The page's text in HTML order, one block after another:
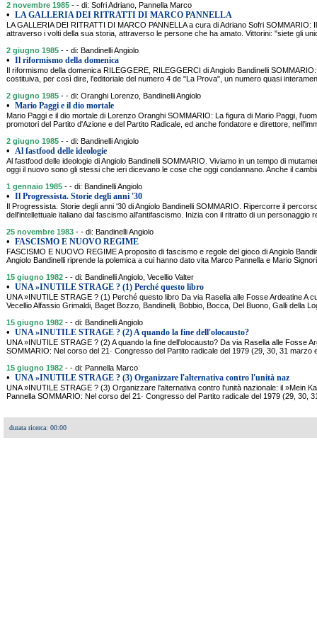
2 novembre 1985 - - di: Sofri Adriano, Pannella Marco
• LA GALLERIA DEI RITRATTI DI MARCO PANNELLA
LA GALLERIA DEI RITRATTI DI MARCO PANNELLA a cura di Adriano Sofri SOMMARIO:
attraverso i volti della sua storia, attraverso le persone che ha amato. Vittorini: "siete gli
2 giugno 1985 - - di: Bandinelli Angiolo
• Il riformismo della domenica
Il riformismo della domenica RILEGGERE, RILEGGERCI di Angiolo Bandinelli
costituiva, per così dire, l'editoriale del numero 4 de "La Prova", un numero quasi
2 giugno 1985 - - di: Oranghi Lorenzo, Bandinelli Angiolo
• Mario Paggi e il dio mortale
Mario Paggi e il dio mortale di Lorenzo Oranghi SOMMARIO: La figura di Mario Paggi,
promotori del Partito d'Azione e del Partito Radicale, ed anche fondatore e direttore,
2 giugno 1985 - - di: Bandinelli Angiolo
• Al fastfood delle ideologie
Al fastfood delle ideologie di Angiolo Bandinelli SOMMARIO. Viviamo in un tempo di
oggi il nuovo sono gli stessi che ieri dicevano le cose che oggi condannano. Anche il
1 gennaio 1985 - - di: Bandinelli Angiolo
• Il Progressista. Storie degli anni '30
Il Progressista. Storie degli anni '30 di Angiolo Bandinelli SOMMARIO. Ripercorre il
dell'intellettuale italiano dal fascismo all'antifascismo. Inizia con il ritratto di un personaggio
25 novembre 1983 - - di: Bandinelli Angiolo
• FASCISMO E NUOVO REGIME
FASCISMO E NUOVO REGIME A proposito di fascismo e regole del gioco di Angiolo
Angiolo Bandinelli riprende la polemica a cui hanno dato vita Marco Pannella e Mario
15 giugno 1982 - - di: Bandinelli Angiolo, Vecellio Valter
• UNA »INUTILE STRAGE ? (1) Perché questo libro
UNA »INUTILE STRAGE ? (1) Perché questo libro Da via Rasella alle Fosse Ardeatine A
Vecellio Alfassio Grimaldi, Baget Bozzo, Bandinelli, Bobbio, Bocca, Del Buono, Galli della
15 giugno 1982 - - di: Bandinelli Angiolo
• UNA »INUTILE STRAGE ? (2) A quando la fine dell'olocausto?
UNA »INUTILE STRAGE ? (2) A quando la fine dell'olocausto? Da via Rasella alle Fosse
SOMMARIO: Nel corso del 21· Congresso del Partito radicale del 1979 (29, 30, 31 marzo
15 giugno 1982 - - di: Pannella Marco
• UNA »INUTILE STRAGE ? (3) Organizzare l'alternativa contro l'unità naz
UNA »INUTILE STRAGE ? (3) Organizzare l'alternativa contro l'unità nazionale: il »Mein
Pannella SOMMARIO: Nel corso del 21· Congresso del Partito radicale del 1979 (29, 30,
durata ricerca: 00:00